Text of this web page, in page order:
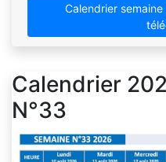
Calendrier
Calendrier
N°33